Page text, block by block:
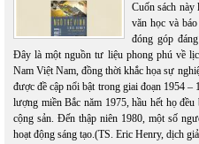
Cuốn sách này
văn học và
đóng góp
Đây là một nguồn tư liệu phong phú về
Nam Việt Nam, đồng thời khắc họa sự
được đề cập nổi bật trong giai đoạn 1954
lượng miền Bắc năm 1975, hầu hết họ
cộng sản. Đến thập niên 1980, một số
hoạt động sáng tạo.(TS. Eric Henry, dịch